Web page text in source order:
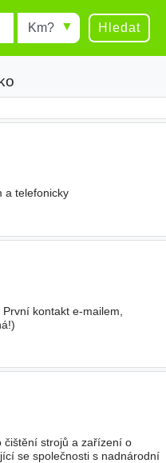
Radius Hledat
a telefonicky
kontakt e-mailem,
čištění strojů a zařízení o
se společnosti s nadnárodní